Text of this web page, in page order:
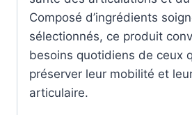
Composé d’ingrédients
sélectionnés, ce produit
besoins quotidiens de ceux
préserver leur mobilité et
articulaire.